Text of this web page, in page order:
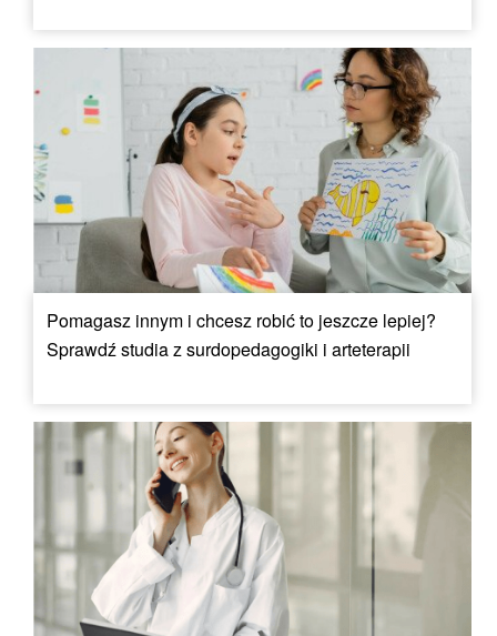
Pomagasz innym i chcesz robić to jeszcze lepiej?
Sprawdź studia z surdopedagogiki i arteterapii